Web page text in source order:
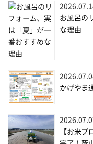
お風呂の
な理由
かげやま
【お米プ